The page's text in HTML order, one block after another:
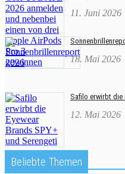
11. Juni 2026
18. Mai 2026
Safilo erwirbt die
12. Mai 2026
Beliebte Themen